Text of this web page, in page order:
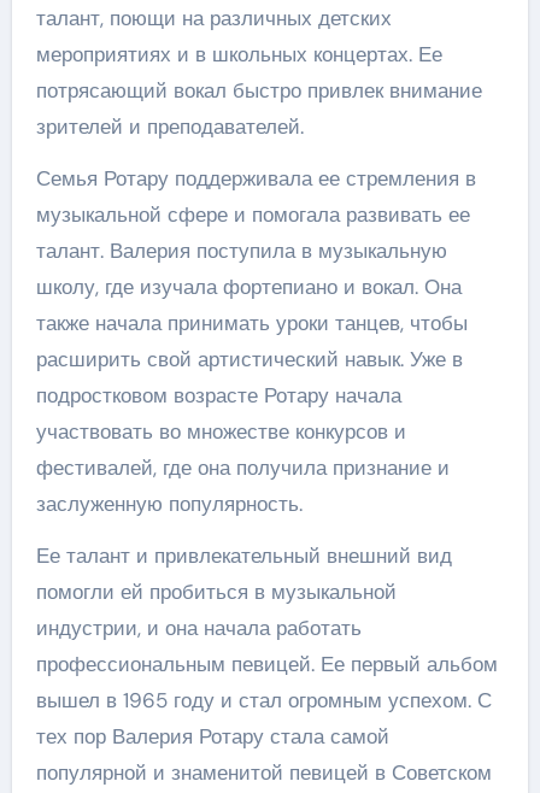
талант, поющи на различных детских
мероприятиях и в школьных концертах. Ее
потрясающий вокал быстро привлек внимание
зрителей и преподавателей.
Семья Ротару поддерживала ее стремления в
музыкальной сфере и помогала развивать ее
талант. Валерия поступила в музыкальную
школу, где изучала фортепиано и вокал. Она
также начала принимать уроки танцев, чтобы
расширить свой артистический навык. Уже в
подростковом возрасте Ротару начала
участвовать во множестве конкурсов и
фестивалей, где она получила признание и
заслуженную популярность.
Ее талант и привлекательный внешний вид
помогли ей пробиться в музыкальной
индустрии, и она начала работать
профессиональным певицей. Ее первый альбом
вышел в 1965 году и стал огромным успехом. С
тех пор Валерия Ротару стала самой
популярной и знаменитой певицей в Советском